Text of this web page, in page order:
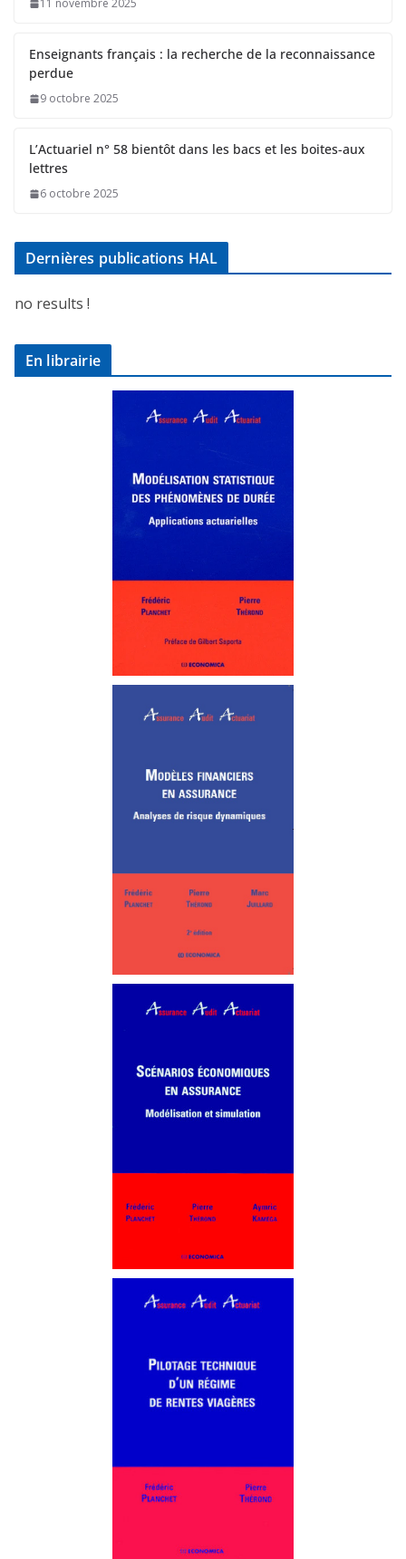
11 novembre 2025
Enseignants français : la recherche de la reconnaissance
perdue
9 octobre 2025
L’Actuariel n° 58 bientôt dans les bacs et les boites-aux
lettres
6 octobre 2025
Dernières publications HAL
no results !
En librairie